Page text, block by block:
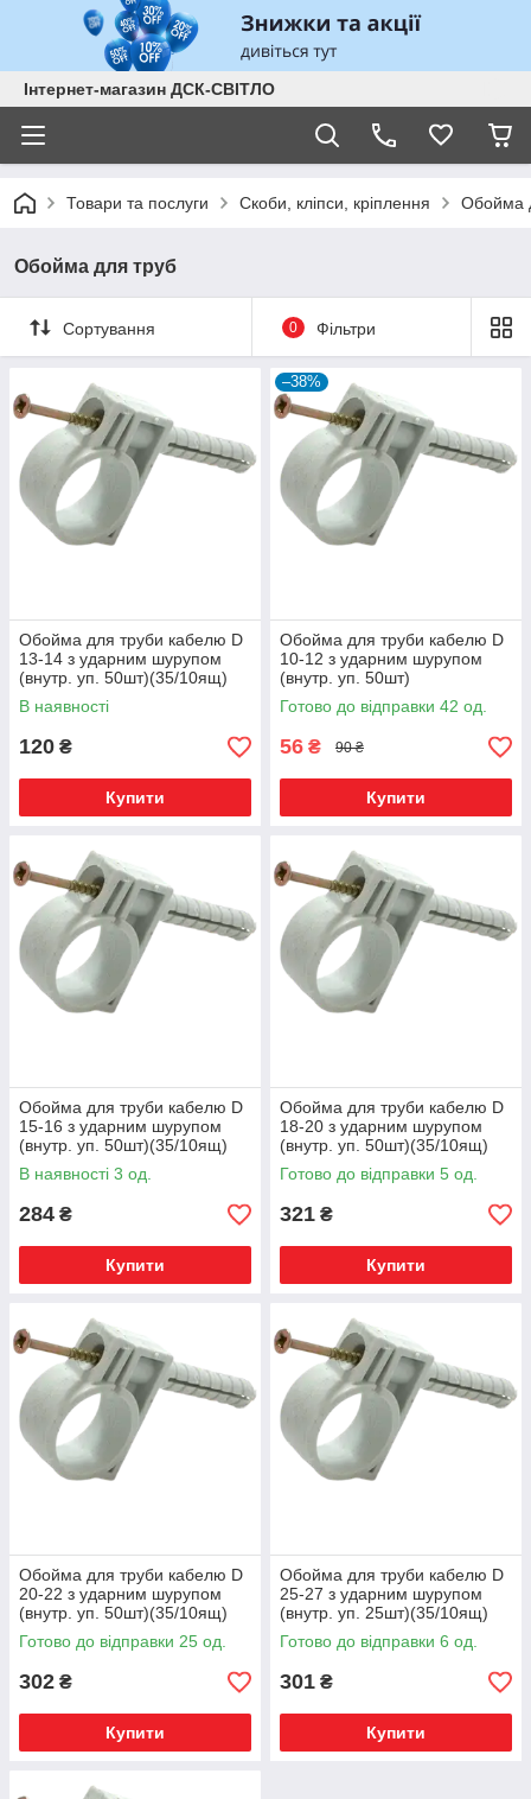
Інтернет-магазин ДСК-СВІТЛО
Товари та послуги Скоби, кліпси, кріплення Обойма
Обойма для труб
Сортування 0 Фільтри
Обойма для труби кабелю D
13-14 з ударним шурупом
(внутр. уп. 50шт)(35/10ящ)
ТМ СПЕКТР LUX
В наявності
120 ₴
Купити
–38%
Обойма для труби кабелю D
10-12 з ударним шурупом
(внутр. уп. 50шт)
РОЗПРОДАЖТМ СПЕКТР
LUX
Готово до відправки 42 од.
56 ₴ 90 ₴
Купити
Обойма для труби кабелю D
15-16 з ударним шурупом
(внутр. уп. 50шт)(35/10ящ)
ТМ СПЕКТР LUX
В наявності 3 од.
284 ₴
Купити
Обойма для труби кабелю D
18-20 з ударним шурупом
(внутр. уп. 50шт)(35/10ящ)
ТМ СПЕКТР LUX
Готово до відправки 5 од.
321 ₴
Купити
Обойма для труби кабелю D
20-22 з ударним шурупом
(внутр. уп. 50шт)(35/10ящ)
ТМ СПЕКТР LUX
Готово до відправки 25 од.
302 ₴
Купити
Обойма для труби кабелю D
25-27 з ударним шурупом
(внутр. уп. 25шт)(35/10ящ)
ТМ СПЕКТР LUX
Готово до відправки 6 од.
301 ₴
Купити